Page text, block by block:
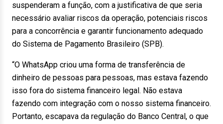
suspenderam a função, com a justificativa de que seria
necessário avaliar riscos da operação, potenciais riscos
para a concorrência e garantir funcionamento adequado
do Sistema de Pagamento Brasileiro (SPB).
“O WhatsApp criou uma forma de transferência de
dinheiro de pessoas para pessoas, mas estava fazendo
isso fora do sistema financeiro legal. Não estava
fazendo com integração com o nosso sistema financeiro.
Portanto, escapava da regulação do Banco Central, o que